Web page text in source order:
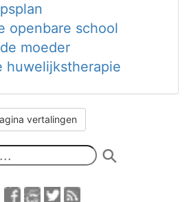
openbare school
moeder
huwelijkstherapie
vertalingen